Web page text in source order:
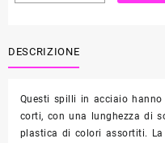
quantità
DESCRIZIONE
Questi spilli in acciaio
corti, con una lunghezza di
plastica di colori assortiti.